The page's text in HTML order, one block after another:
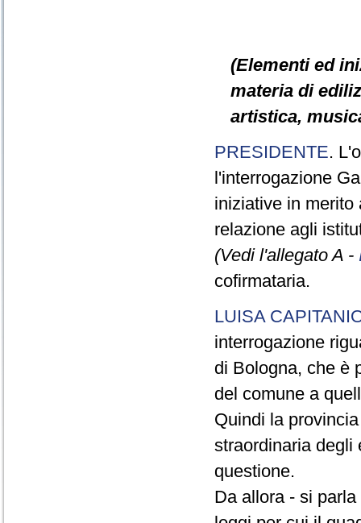
(Elementi ed
materia di
artistica,
PRESIDENTE.
l'interrogazione
iniziative in merito
relazione agli
(Vedi l'allegato A -
cofirmataria.
LUISA
interrogazione
di Bologna, che è
del comune a
Quindi la
straordinaria degli
questione.
Da allora - si